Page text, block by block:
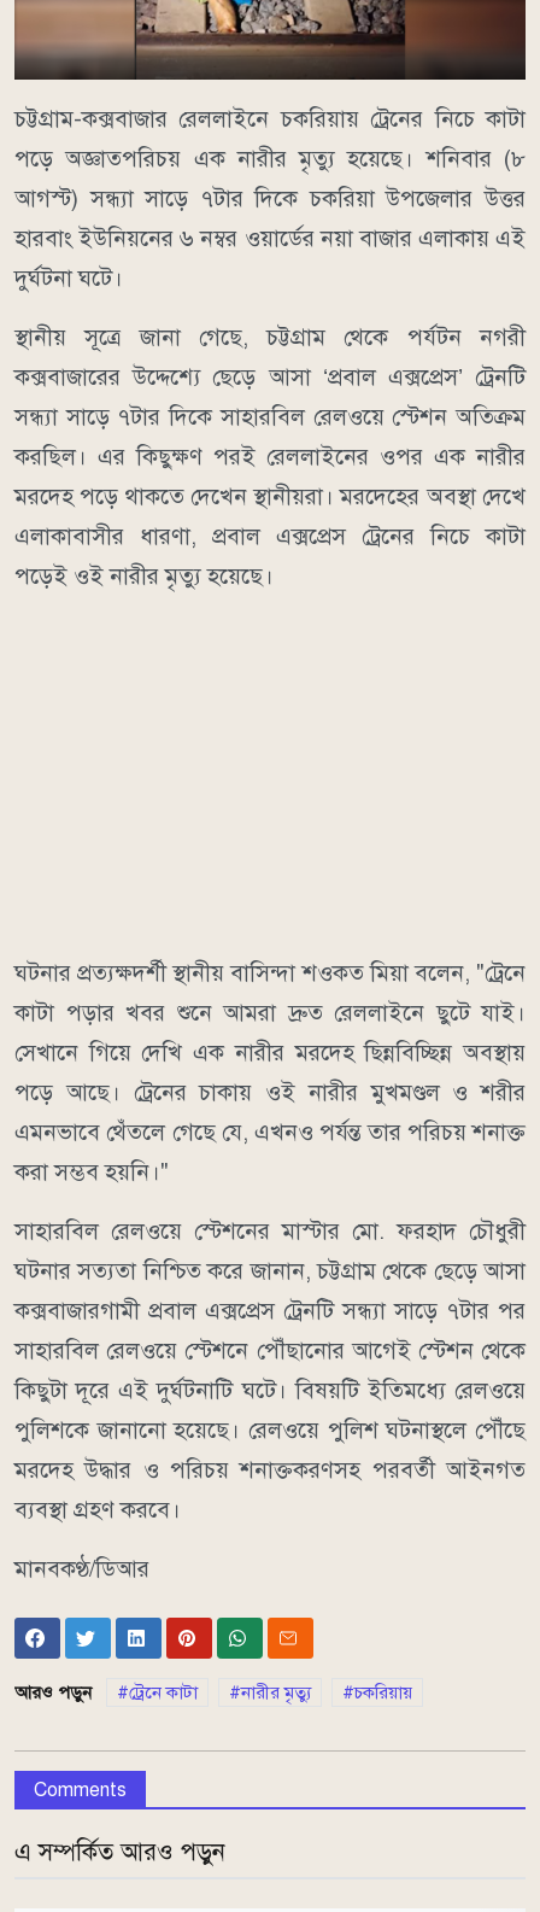
চট্টগ্রাম-কক্সবাজার রেললাইনে চকরিয়ায় ট্রেনের নিচে কাটা
পড়ে অজ্ঞাতপরিচয় এক নারীর মৃত্যু হয়েছে। শনিবার (৮
আগস্ট) সন্ধ্যা সাড়ে ৭টার দিকে চকরিয়া উপজেলার উত্তর
হারবাং ইউনিয়নের ৬ নম্বর ওয়ার্ডের নয়া বাজার এলাকায় এই
দুর্ঘটনা ঘটে।
স্থানীয় সূত্রে জানা গেছে, চট্টগ্রাম থেকে পর্যটন নগরী
কক্সবাজারের উদ্দেশ্যে ছেড়ে আসা ‘প্রবাল এক্সপ্রেস’ ট্রেনটি
সন্ধ্যা সাড়ে ৭টার দিকে সাহারবিল রেলওয়ে স্টেশন অতিক্রম
করছিল। এর কিছুক্ষণ পরই রেললাইনের ওপর এক নারীর
মরদেহ পড়ে থাকতে দেখেন স্থানীয়রা। মরদেহের অবস্থা দেখে
এলাকাবাসীর ধারণা, প্রবাল এক্সপ্রেস ট্রেনের নিচে কাটা
পড়েই ওই নারীর মৃত্যু হয়েছে।
ঘটনার প্রত্যক্ষদর্শী স্থানীয় বাসিন্দা শওকত মিয়া বলেন, "ট্রেনে
কাটা পড়ার খবর শুনে আমরা দ্রুত রেললাইনে ছুটে যাই।
সেখানে গিয়ে দেখি এক নারীর মরদেহ ছিন্নবিচ্ছিন্ন অবস্থায়
পড়ে আছে। ট্রেনের চাকায় ওই নারীর মুখমণ্ডল ও শরীর
এমনভাবে থেঁতলে গেছে যে, এখনও পর্যন্ত তার পরিচয় শনাক্ত
করা সম্ভব হয়নি।"
সাহারবিল রেলওয়ে স্টেশনের মাস্টার মো. ফরহাদ চৌধুরী
ঘটনার সত্যতা নিশ্চিত করে জানান, চট্টগ্রাম থেকে ছেড়ে আসা
কক্সবাজারগামী প্রবাল এক্সপ্রেস ট্রেনটি সন্ধ্যা সাড়ে ৭টার পর
সাহারবিল রেলওয়ে স্টেশনে পৌঁছানোর আগেই স্টেশন থেকে
কিছুটা দূরে এই দুর্ঘটনাটি ঘটে। বিষয়টি ইতিমধ্যে রেলওয়ে
পুলিশকে জানানো হয়েছে। রেলওয়ে পুলিশ ঘটনাস্থলে পৌঁছে
মরদেহ উদ্ধার ও পরিচয় শনাক্তকরণসহ পরবর্তী আইনগত
ব্যবস্থা গ্রহণ করবে।
মানবকণ্ঠ/ডিআর
আরও পড়ুন ট্রেনে কাটা নারীর মৃত্যু চকরিয়ায়
Comments
এ সম্পর্কিত আরও পড়ুন